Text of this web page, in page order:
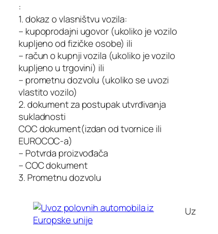
:
1. dokaz o vlasništvu vozila:
– kupoprodajni ugovor (ukoliko je vozilo
kupljeno od fizičke osobe) ili
– račun o kupnji vozila (ukoliko je vozilo
kupljeno u trgovini) ili
– prometnu dozvolu (ukoliko se uvozi
vlastito vozilo)
2. dokument za postupak utvrđivanja
sukladnosti
COC dokument(izdan od tvornice ili
EUROCOC-a)
– Potvrda proizvođača
– COC dokument
3. Prometnu dozvolu
Uz